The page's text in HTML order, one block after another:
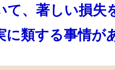
て、著しい損失
に類する事情が